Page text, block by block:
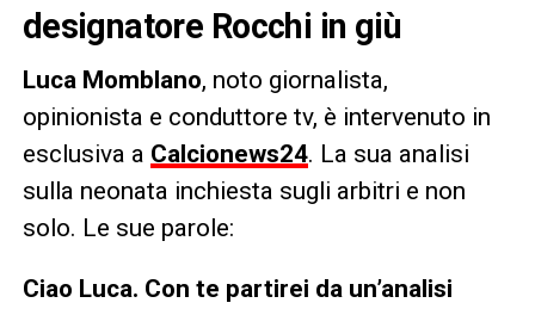
designatore Rocchi in giù
Luca Momblano, noto giornalista,
opinionista e conduttore tv, è intervenuto in
esclusiva a Calcionews24. La sua analisi
sulla neonata inchiesta sugli arbitri e non
solo. Le sue parole:
Ciao Luca. Con te partirei da un’analisi